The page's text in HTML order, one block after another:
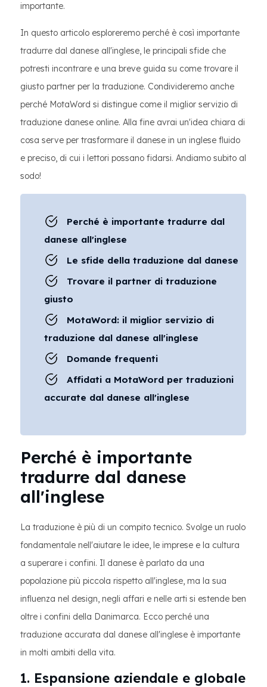
importante.
In questo articolo esploreremo perché è così importante
tradurre dal danese all'inglese, le principali sfide che
potresti incontrare e una breve guida su come trovare il
giusto partner per la traduzione. Condivideremo anche
perché MotaWord si distingue come il miglior servizio di
traduzione danese online. Alla fine avrai un'idea chiara di
cosa serve per trasformare il danese in un inglese fluido
e preciso, di cui i lettori possano fidarsi. Andiamo subito al
sodo!
Perché è importante tradurre dal
danese all'inglese
Le sfide della traduzione dal danese
Trovare il partner di traduzione
giusto
MotaWord: il miglior servizio di
traduzione dal danese all'inglese
Domande frequenti
Affidati a MotaWord per traduzioni
accurate dal danese all'inglese
Perché è importante
tradurre dal danese
all'inglese
La traduzione è più di un compito tecnico. Svolge un ruolo
fondamentale nell'aiutare le idee, le imprese e la cultura
a superare i confini. Il danese è parlato da una
popolazione più piccola rispetto all'inglese, ma la sua
influenza nel design, negli affari e nelle arti si estende ben
oltre i confini della Danimarca. Ecco perché una
traduzione accurata dal danese all'inglese è importante
in molti ambiti della vita.
1. Espansione aziendale e globale